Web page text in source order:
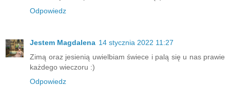
Odpowiedz
Jestem Magdalena 14 stycznia 2022 11:27
Zimą oraz jesienią uwielbiam świece i palą się u nas prawie
każdego wieczoru :)
Odpowiedz